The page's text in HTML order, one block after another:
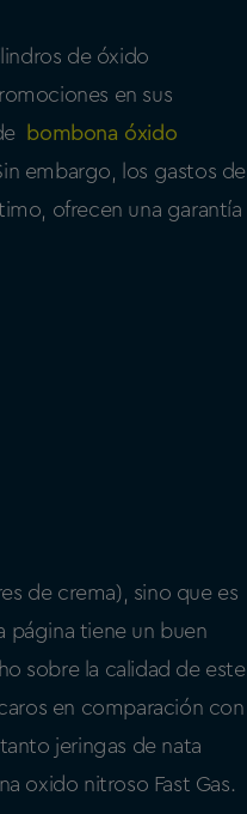
de óxido
en sus
bombona óxido
embargo, los gastos de
ofrecen una garantía
de crema), sino que es
página tiene un buen
sobre la calidad de este
en comparación con
jeringas de nata
oxido nitroso Fast Gas.